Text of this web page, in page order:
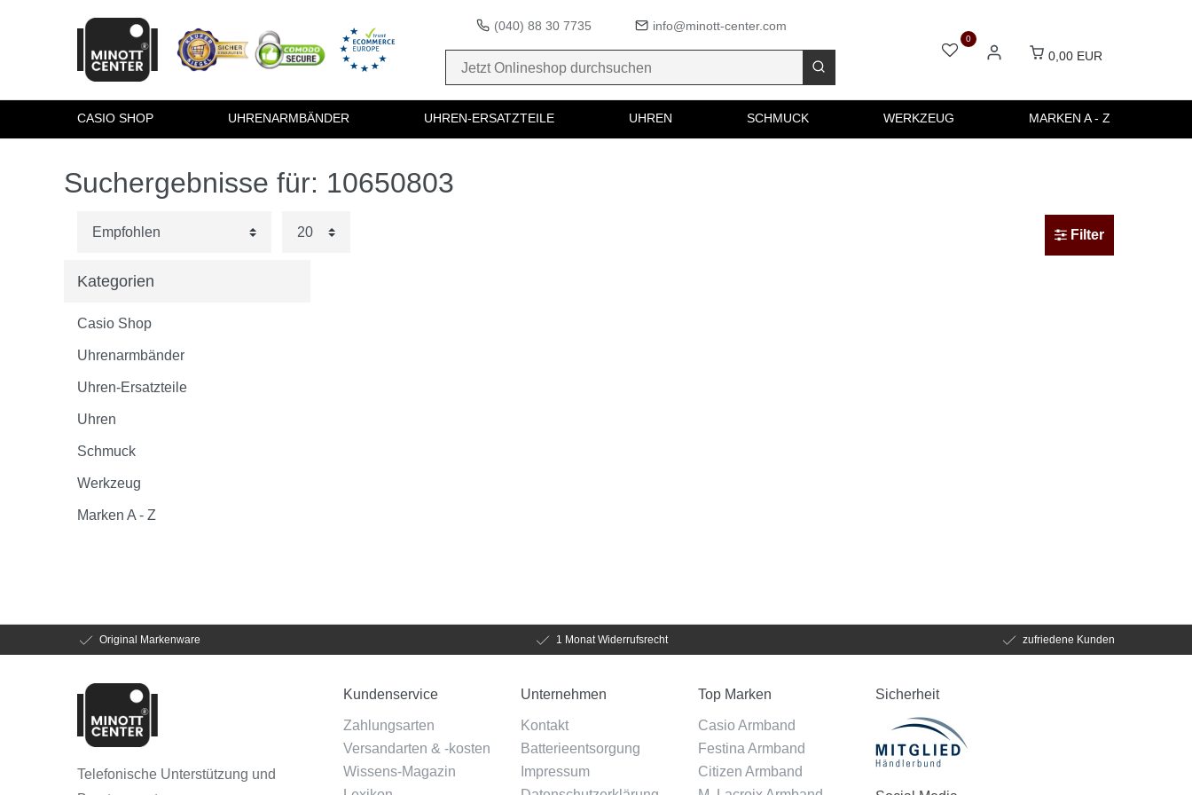
(040) 88 30 7735 info@minott-center.com
0
0,00 EUR
CASIO SHOP UHRENARMBÄNDER UHREN-ERSATZTEILE UHREN SCHMUCK WERKZEUG MARKEN A - Z
Suchergebnisse für: 10650803
Filter
Kategorien
Casio Shop
Uhrenarmbänder
Uhren-Ersatzteile
Uhren
Schmuck
Werkzeug
Marken A - Z
Original Markenware 1 Monat Widerrufsrecht zufriedene Kunden
Telefonische Unterstützung und
Kundenservice
Zahlungsarten
Versandarten & -kosten
Wissens-Magazin
Unternehmen
Kontakt
Batterieentsorgung
Impressum
Top Marken
Casio Armband
Festina Armband
Citizen Armband
Sicherheit